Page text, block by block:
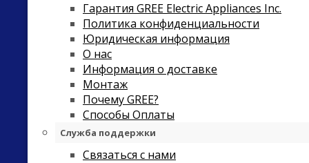
Гарантия GREE Electric Appliances Inc.
Политика конфиденциальности
Юридическая информация
О нас
Информация о доставке
Монтаж
Почему GREE?
Способы Оплаты
Служба поддержки
Связаться с нами